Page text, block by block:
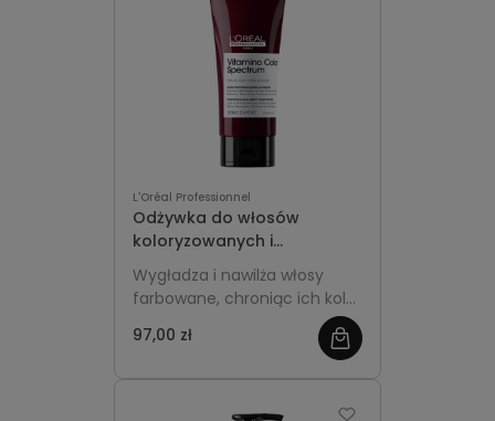
L'Oréal Professionnel
Odżywka do włosów
koloryzowanych i
rozjaśnianych 200ml -
L'Oréal Professionnel
Vitamino Color Spectrum
Wygładza i nawilża włosy
farbowane, chroniąc ich kolor
miękkość oraz blask.
97,00 zł